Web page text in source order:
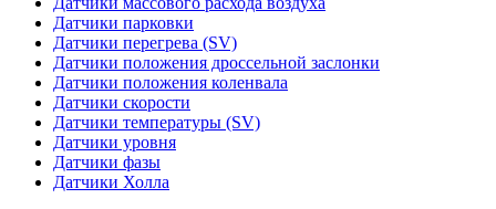
Датчики парковки
Датчики перегрева (SV)
Датчики положения дроссельной заслонки
Датчики положения коленвала
Датчики скорости
Датчики температуры (SV)
Датчики уровня
Датчики фазы
Датчики Холла